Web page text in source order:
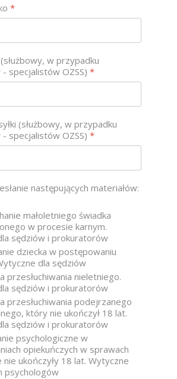
*
w przypadku
specjalistów OZSS) *
(służbowy, w przypadku
specjalistów OZSS) *
następujących materiałów:
małoletniego świadka
w procesie karnym.
sędziów i prokuratorów
dziecka w postępowaniu
dla sędziów
przesłuchiwania nieletniego.
sędziów i prokuratorów
przesłuchiwania podejrzanego
który nie ukończył 18 lat.
sędziów i prokuratorów
psychologiczne w
opiekuńczych w sprawach
ukończyły 18 lat. Wytyczne
psychologów